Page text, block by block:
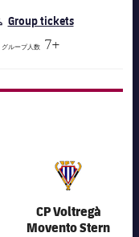
Group tickets
グループ人数 7+
CP Voltregà
Movento Stern